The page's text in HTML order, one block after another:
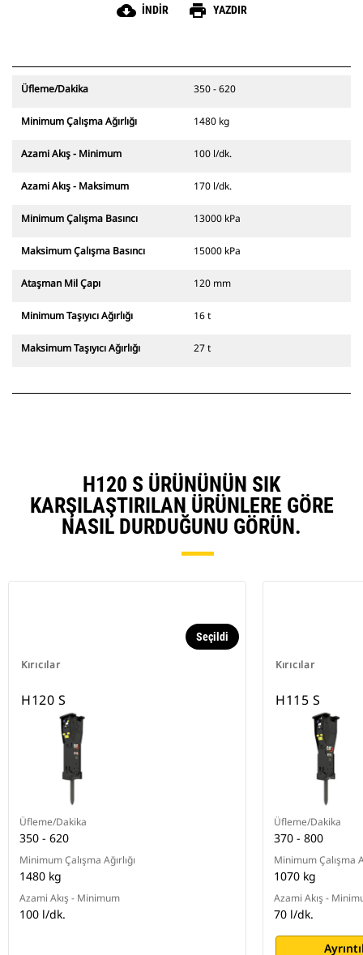
cloud_download İNDIR print YAZDIR
Üfleme/Dakika 350 - 620
Minimum Çalışma Ağırlığı 1480 kg
Azami Akış - Minimum 100 l/dk.
Azami Akış - Maksimum 170 l/dk.
Minimum Çalışma Basıncı 13000 kPa
Maksimum Çalışma Basıncı 15000 kPa
Ataşman Mil Çapı 120 mm
Minimum Taşıyıcı Ağırlığı 16 t
Maksimum Taşıyıcı Ağırlığı 27 t
H120 S ÜRÜNÜNÜN SIK
KARŞILAŞTIRILAN ÜRÜNLERE GÖRE
NASIL DURDUĞUNU GÖRÜN.
Kırıcılar
Seçildi
H120 S
Üfleme/Dakika
350 - 620
Minimum Çalışma Ağırlığı
1480 kg
Azami Akış - Minimum
100 l/dk.
Kırıcılar
H115 S
Üfleme/Dakika
370 - 800
Minimum Çalışma
1070 kg
Azami Akış -
70 l/dk.